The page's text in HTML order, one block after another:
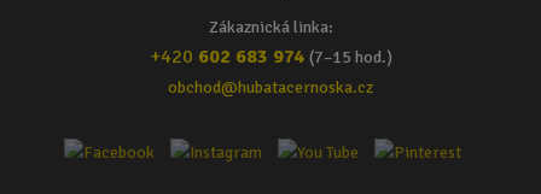
Zákaznická linka:
+420 602 683 974 (7–15 hod.)
obchod@hubatacernoska.cz